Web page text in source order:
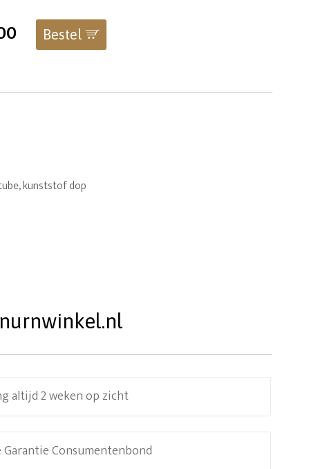
Bestel
kunststof dop
altijd 2 weken op zicht
Garantie Consumentenbond